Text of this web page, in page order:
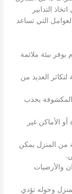
التدابير
التي تساعد
بيئة ملائمة
لتكاثر العديد من
المكشوفة يجذب
الأماكن غير
من المنزل يمكن
والأرضيات
وحوله تؤدي